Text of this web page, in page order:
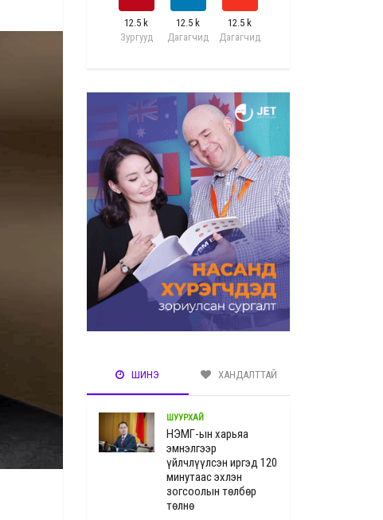
12.5 k
Зургууд
12.5 k
Дагагчид
12.5 k
Дагагчид
ШИНЭ ХАНДАЛТТАЙ
ШУУРХАЙ
НЭМГ-ын харьяа
эмнэлгээр
үйлчлүүлсэн иргэд 120
минутаас эхлэн
зогсоолын төлбөр
төлнө